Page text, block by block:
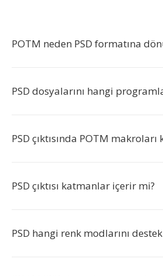
POTM neden PSD formatına
PSD dosyalarını hangi
PSD çıktısında POTM
PSD çıktısı katmanlar içerir mi?
PSD hangi renk modlarını